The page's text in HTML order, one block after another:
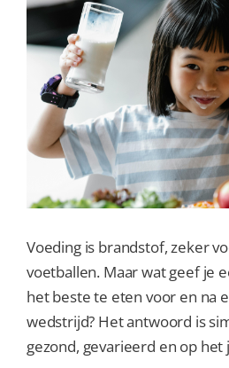
Larger
Image
Voeding is brandstof, zeker
voetballen. Maar wat geef je
het beste te eten voor en na
wedstrijd? Het antwoord is
gezond, gevarieerd en op